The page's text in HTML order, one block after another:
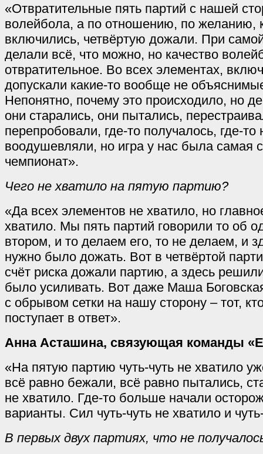
«Отвратительные пять партий с нашей
волейбола, а по отношению, по желанию,
включились, четвёртую дожали. При
делали всё, что можно, но качество
отвратительное. Во всех элементах,
допускали какие-то вообще не
Непонятно, почему это происходило, но
они старались, они пытались,
перепробовали, где-то получалось, где-то
воодушевляли, но игра у нас была самая
чемпионат».
Чего не хватило на пятую партию?
«Да всех элементов не хватило, но
хватило. Мы пять партий говорили то об
втором, и то делаем его, то не делаем, и
нужно было дожать. Вот в четвёртой
счёт риска дожали партию, а здесь
было усиливать. Вот даже Маша
с обрывом сетки на нашу сторону – тот,
поступает в ответ».
Анна Асташина, связующая команды
«На пятую партию чуть-чуть не хватило
всё равно бежали, всё равно пытались,
не хватило. Где-то больше начали
варианты. Сил чуть-чуть не хватило и
В первых двух партиях, что не